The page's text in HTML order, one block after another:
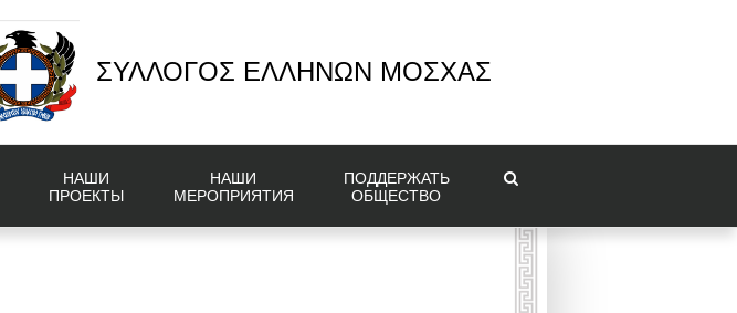
ΣΥΛΛΟΓΟΣ ΕΛΛΗΝΩΝ ΜΟΣΧΑΣ
НАШИ
ПРОЕКТЫ
НАШИ
МЕРОПРИЯТИЯ
ПОДДЕРЖАТЬ
ОБЩЕСТВО